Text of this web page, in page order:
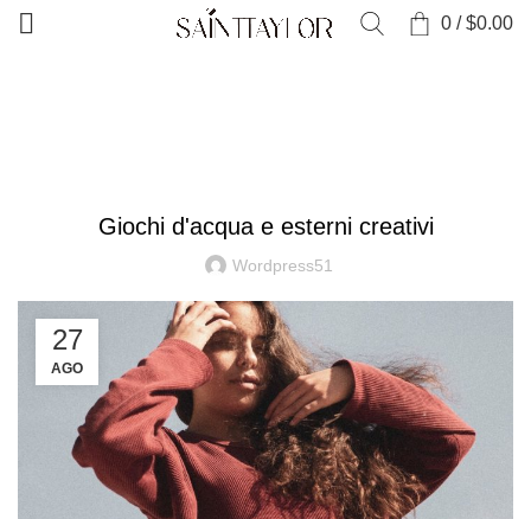
0 / $0.00
Giochi d'acqua e esterni creativi
Wordpress51
27
AGO